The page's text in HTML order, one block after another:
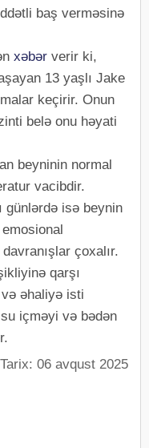
baş verməsinə
xəbər verir ki,
13 yaşlı Jake
keçirir. Onun
belə onu həyati
beyninin normal
vacibdir.
günlərdə isə beynin
çoxalır.
qarşı
əhaliyə isti
içməyi və bədən
06 avqust 2025